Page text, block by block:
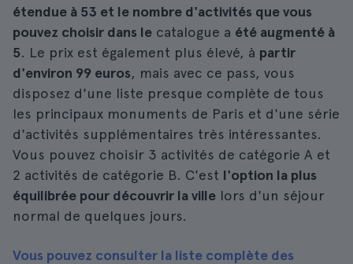
étendue à 53 et le nombre d'activités que vous
pouvez choisir dans le catalogue a été augmenté à
5. Le prix est également plus élevé, à partir
d'environ 99 euros, mais avec ce pass, vous
disposez d'une liste presque complète de tous
les principaux monuments de Paris et d'une série
d'activités supplémentaires très intéressantes.
Vous pouvez choisir 3 activités de catégorie A et
2 activités de catégorie B. C'est l'option la plus
équilibrée pour découvrir la ville lors d'un séjour
normal de quelques jours.
Vous pouvez consulter la liste complète des